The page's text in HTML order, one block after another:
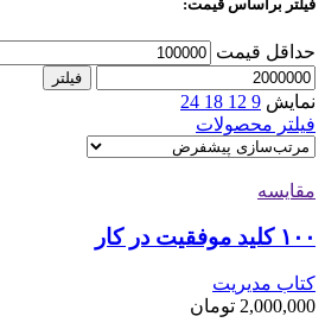
فیلتر براساس قیمت:
حداقل قیمت
فیلتر
نمایش 9
12
18
24
فیلتر محصولات
مقایسه
۱۰۰ کلید موفقیت در کار
کتاب مدیریت
2,000,000 تومان